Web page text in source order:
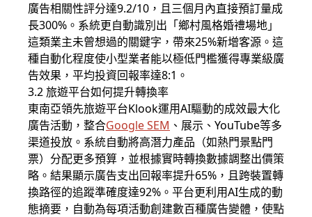
廣告相關性評分達9.2/10，且三個月內直接預訂量成
長300%。系統更自動識別出「鄉村風格婚禮場地」
這類業主未曾想過的關鍵字，帶來25%新增客源。這
種自動化程度使小型業者能以極低門檻獲得專業級廣
告效果，平均投資回報率達8:1。
3.2 旅遊平台如何提升轉換率
東南亞領先旅遊平台Klook運用AI驅動的成效最大化
廣告活動，整合Google SEM 、展示、YouTube等多
渠道投放。系統自動將高潛力產品（如熱門景點門
票）分配更多預算，並根據實時轉換數據調整出價策
略。結果顯示廣告支出回報率提升65%，且跨裝置轉
換路徑的追蹤準確度達92%。平台更利用AI生成的動
態摘要，自動為每項活動創建數百種廣告變體，使點